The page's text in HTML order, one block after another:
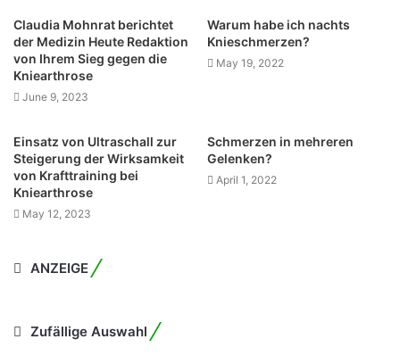
Claudia Mohnrat berichtet
der Medizin Heute Redaktion
von Ihrem Sieg gegen die
Kniearthrose
June 9, 2023
Warum habe ich nachts
Knieschmerzen?
May 19, 2022
Einsatz von Ultraschall zur
Steigerung der Wirksamkeit
von Krafttraining bei
Kniearthrose
May 12, 2023
Schmerzen in mehreren
Gelenken?
April 1, 2022
ANZEIGE
Zufällige Auswahl